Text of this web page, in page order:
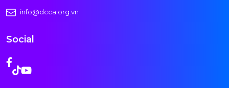
info@dcca.org.vn
Social